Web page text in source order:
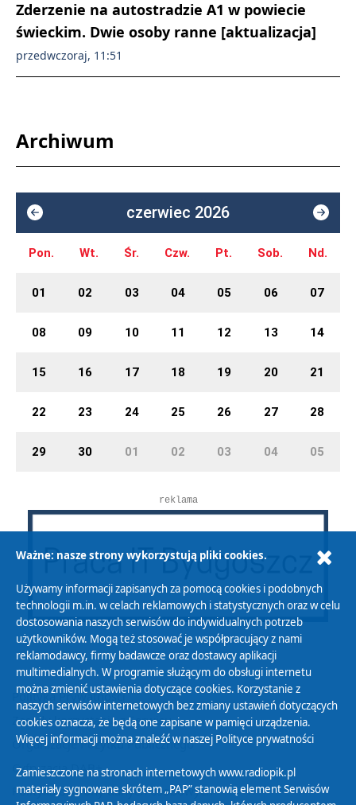
Zderzenie na autostradzie A1 w powiecie
świeckim. Dwie osoby ranne [aktualizacja]
przedwczoraj, 11:51
Archiwum
czerwiec 2026
Pon. Wt. Śr. Czw. Pt. Sob. Nd.
01 02 03 04 05 06 07
08 09 10 11 12 13 14
15 16 17 18 19 20 21
22 23 24 25 26 27 28
29 30 01 02 03 04 05
reklama
Polityka Prywatności
Zasady korzystania z Serwisu
Organizacje Pożytku Publicznego
Cyfryzacja DAB+
Polityka ochrony danych osobowych
Ważne: nasze strony wykorzystują pliki cookies.
Używamy informacji zapisanych za pomocą cookies i podobnych
technologii m.in. w celach reklamowych i statystycznych oraz w celu
dostosowania naszych serwisów do indywidualnych potrzeb
użytkowników. Mogą też stosować je współpracujący z nami
reklamodawcy, firmy badawcze oraz dostawcy aplikacji
multimedialnych. W programie służącym do obsługi internetu
można zmienić ustawienia dotyczące cookies. Korzystanie z
naszych serwisów internetowych bez zmiany ustawień dotyczących
cookies oznacza, że będą one zapisane w pamięci urządzenia.
Więcej informacji można znaleźć w naszej Polityce prywatności
Zamieszczone na stronach internetowych www.radiopik.pl
materiały sygnowane skrótem „PAP” stanowią element Serwisów